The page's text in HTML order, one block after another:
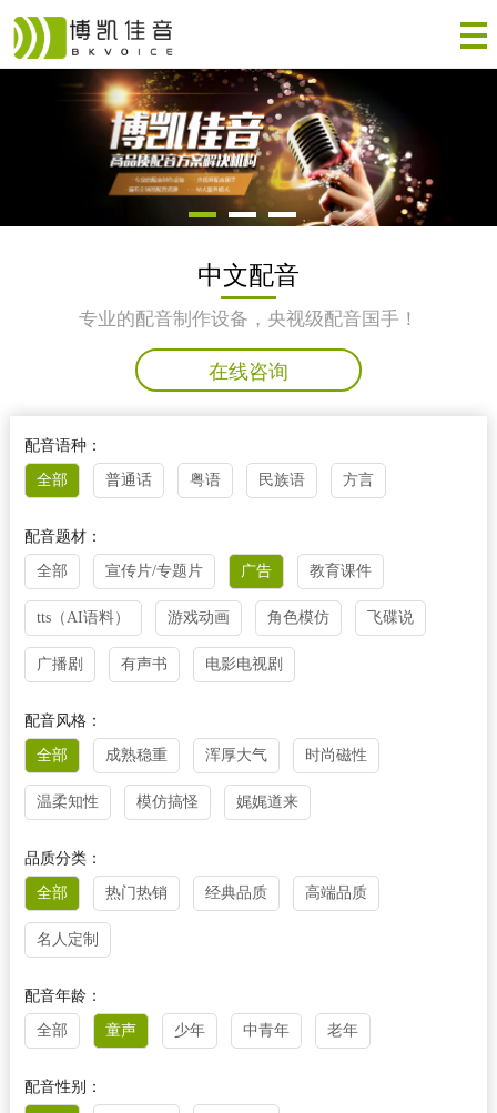
中文配音
专业的配音制作设备，央视级配音国手！
在线咨询
配音语种：
全部 普通话 粤语 民族语 方言
配音题材：
全部 宣传片/专题片 广告 教育课件
tts（AI语料） 游戏动画 角色模仿 飞碟说
广播剧 有声书 电影电视剧
配音风格：
全部 成熟稳重 浑厚大气 时尚磁性
温柔知性 模仿搞怪 娓娓道来
品质分类：
全部 热门热销 经典品质 高端品质
名人定制
配音年龄：
全部 童声 少年 中青年 老年
配音性别：